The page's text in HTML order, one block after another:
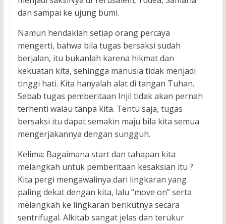
dan sampai ke ujung bumi.
Namun hendaklah setiap orang percaya
mengerti, bahwa bila tugas bersaksi sudah
berjalan, itu bukanlah karena hikmat dan
kekuatan kita, sehingga manusia tidak menjadi
tinggi hati. Kita hanyalah alat di tangan Tuhan.
Sebab tugas pemberitaan Injil tidak akan pernah
terhenti walau tanpa kita. Tentu saja, tugas
bersaksi itu dapat semakin maju bila kita semua
mengerjakannya dengan sungguh.
Kelima: Bagaimana start dan tahapan kita
melangkah untuk pemberitaan kesaksian itu ?
Kita pergi mengawalinya dari lingkaran yang
paling dekat dengan kita, lalu “move on” serta
melangkah ke lingkaran berikutnya secara
sentrifugal. Alkitab sangat jelas dan terukur